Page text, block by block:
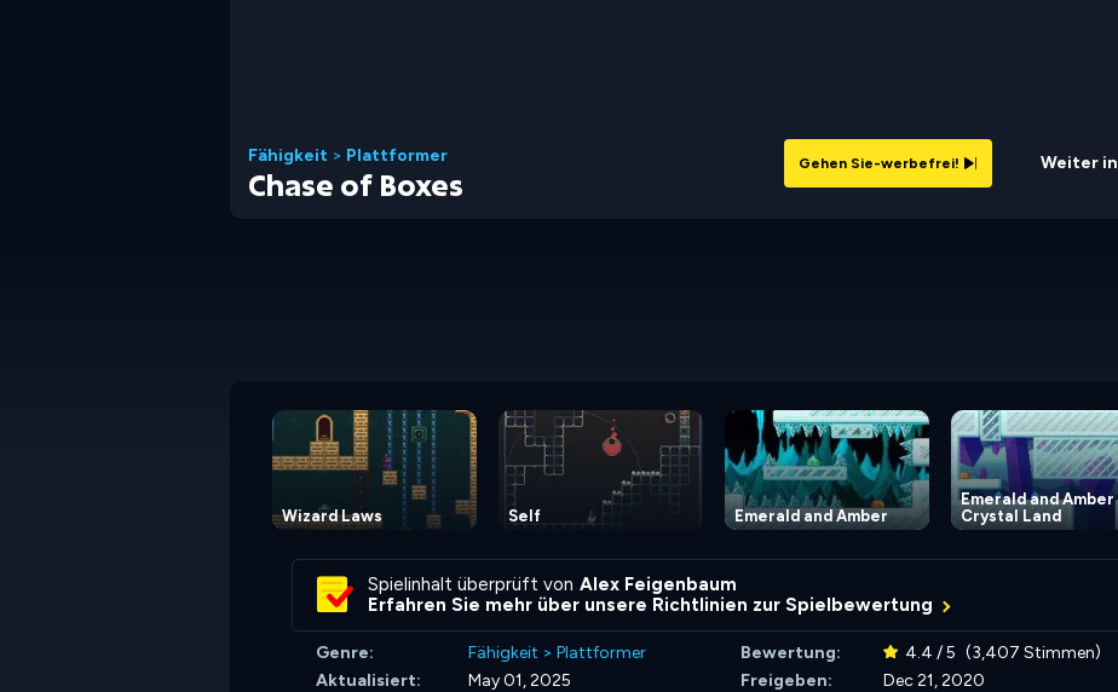
Weiter in
Gehen Sie-werbefrei!
Fähigkeit > Plattformer
Chase of Boxes
Wizard Laws Self Emerald and Amber
Emerald and Amber
Crystal Land
Spielinhalt überprüft von Alex Feigenbaum
Erfahren Sie mehr über unsere Richtlinien zur Spielbewertung
Genre: Fähigkeit > Plattformer Bewertung: 4.4 / 5 (3,407 Stimmen)
Aktualisiert:
May 01, 2025 Freigeben:
Dec 21, 2020